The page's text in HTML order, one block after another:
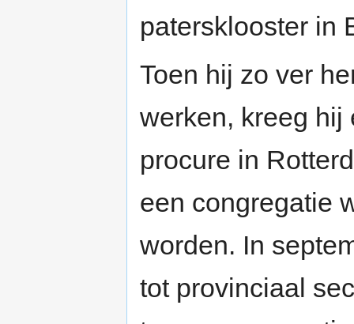
patersklooster in
Toen hij zo ver
werken, kreeg hij
procure in
een congregatie
worden. In
tot provinciaal